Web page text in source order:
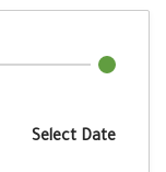
Select Date